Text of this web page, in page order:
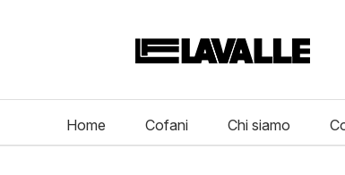
Home Cofani Chi siamo